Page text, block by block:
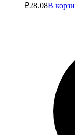
₽28.08В